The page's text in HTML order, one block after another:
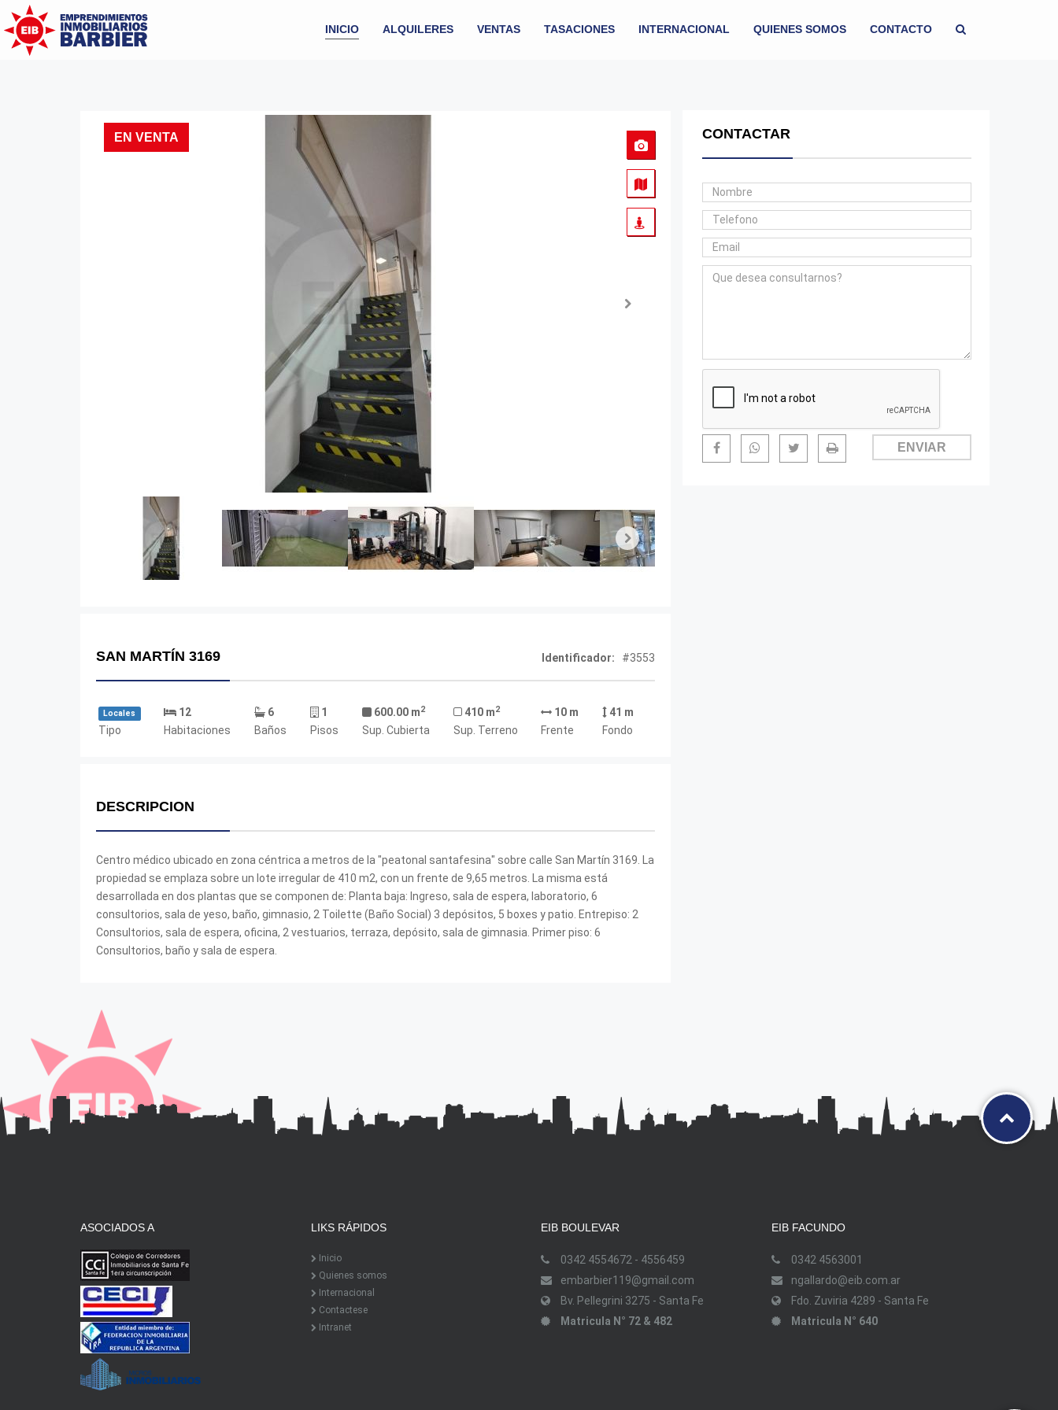
INICIO ALQUILERES VENTAS TASACIONES INTERNACIONAL QUIENES SOMOS CONTACTO
EN VENTA EN VENTA
Next
SAN MARTÍN 3169 Identificador: #3553
Locales
Tipo
12
Habitaciones
6
Baños
1
Pisos
600.00 m2
Sup. Cubierta
410 m2
Sup. Terreno
10 m
Frente
41 m
Fondo
DESCRIPCION
Centro médico ubicado en zona céntrica a metros de la "peatonal santafesina" sobre calle San Martín 3169. La
propiedad se emplaza sobre un lote irregular de 410 m2, con un frente de 9,65 metros. La misma está
desarrollada en dos plantas que se componen de: Planta baja: Ingreso, sala de espera, laboratorio, 6
consultorios, sala de yeso, baño, gimnasio, 2 Toilette (Baño Social) 3 depósitos, 5 boxes y patio. Entrepiso: 2
Consultorios, sala de espera, oficina, 2 vestuarios, terraza, depósito, sala de gimnasia. Primer piso: 6
Consultorios, baño y sala de espera.
CONTACTAR
ASOCIADOS A LIKS RÁPIDOS
Inicio
Quienes somos
Internacional
Contactese
Intranet
EIB BOULEVAR
0342 4554672 - 4556459
embarbier119@gmail.com
Bv. Pellegrini 3275 - Santa Fe
Matricula N° 72 & 482
EIB FACUNDO
0342 4563001
ngallardo@eib.com.ar
Fdo. Zuviria 4289 - Santa Fe
Matricula N° 640